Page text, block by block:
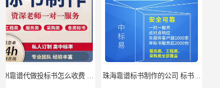
珠海靠谱标书制作的公司 标书制作课程